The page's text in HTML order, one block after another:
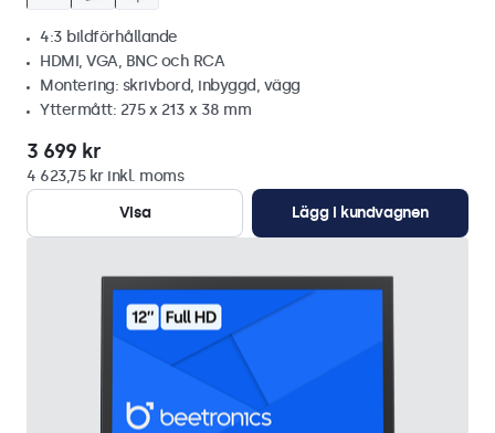
4:3 bildförhållande
HDMI, VGA, BNC och RCA
Montering: skrivbord, inbyggd, vägg
Yttermått: 275 x 213 x 38 mm
3 699 kr
4 623,75 kr inkl. moms
Visa
Lägg i kundvagnen